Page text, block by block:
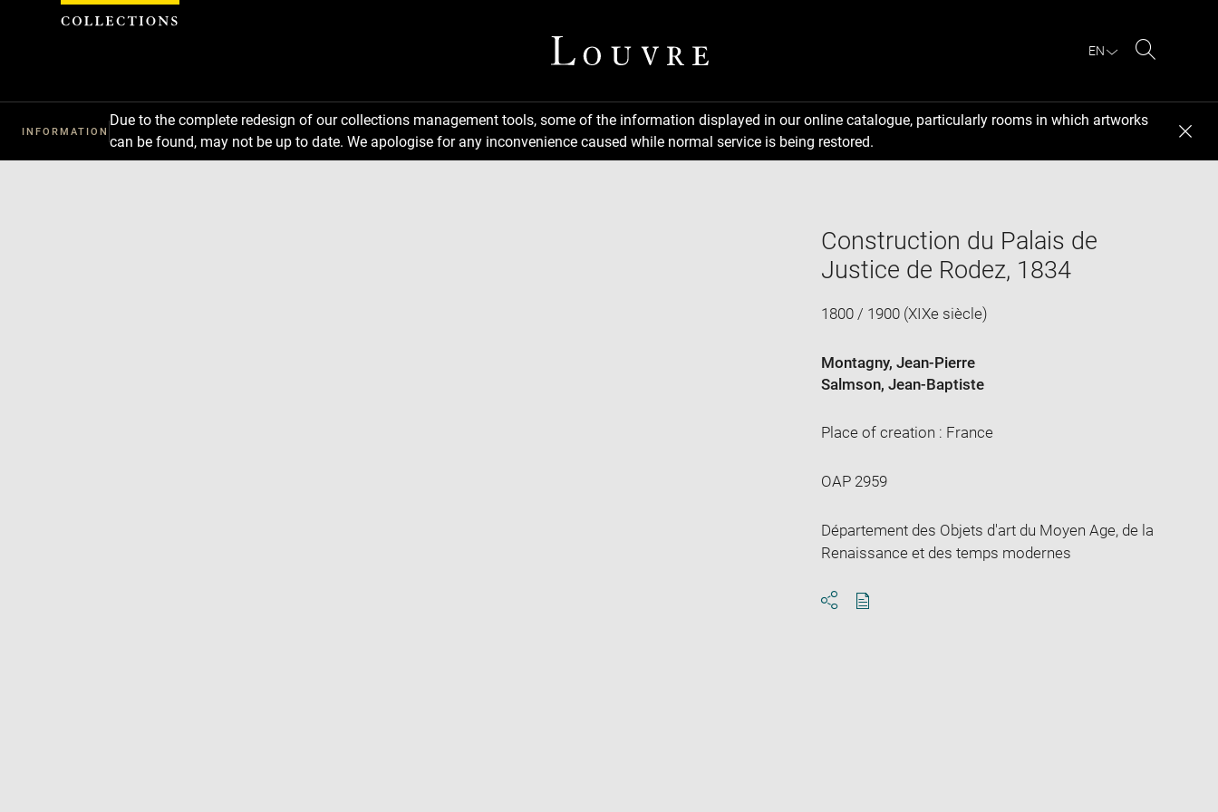
EN
INFORMATION
Due to the complete redesign of our collections management tools, some of the information displayed in our online catalogue, particularly rooms in which artworks
can be found, may not be up to date. We apologise for any inconvenience caused while normal service is being restored.
Construction du Palais de
Justice de Rodez, 1834
1800 / 1900 (XIXe siècle)
Montagny, Jean-Pierre
Salmson, Jean-Baptiste
Place of creation : France
OAP 2959
Département des Objets d'art du Moyen Age, de la
Renaissance et des temps modernes
Cookies management panel